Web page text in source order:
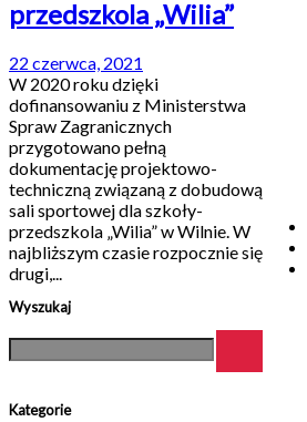
przedszkola „Wilia”
22 czerwca, 2021
W 2020 roku dzięki
dofinansowaniu z Ministerstwa
Spraw Zagranicznych
przygotowano pełną
dokumentację projektowo-
techniczną związaną z dobudową
sali sportowej dla szkoły-
przedszkola „Wilia” w Wilnie. W
najbliższym czasie rozpocznie się
drugi,...
Wyszukaj
Kategorie